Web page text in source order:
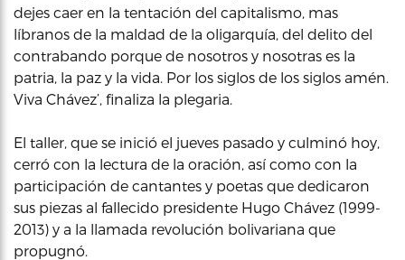
dejes caer en la tentación del capitalismo, mas
líbranos de la maldad de la oligarquía, del delito del
contrabando porque de nosotros y nosotras es la
patria, la paz y la vida. Por los siglos de los siglos amén.
Viva Chávez’, finaliza la plegaria.
El taller, que se inició el jueves pasado y culminó hoy,
cerró con la lectura de la oración, así como con la
participación de cantantes y poetas que dedicaron
sus piezas al fallecido presidente Hugo Chávez (1999-
2013) y a la llamada revolución bolivariana que
propugnó.